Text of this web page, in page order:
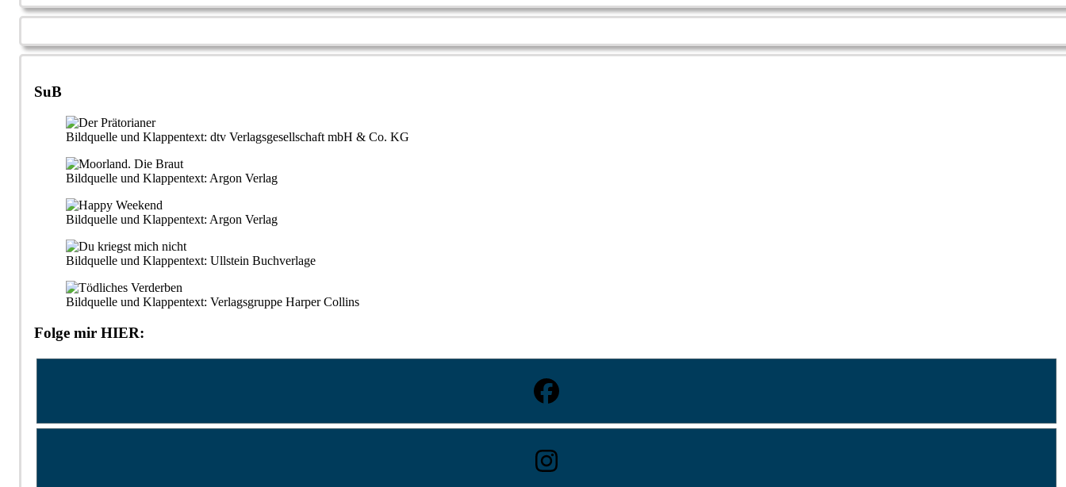
SuB
Bildquelle und Klappentext: dtv Verlagsgesellschaft mbH & Co. KG
Bildquelle und Klappentext: Argon Verlag
Bildquelle und Klappentext: Argon Verlag
Bildquelle und Klappentext: Ullstein Buchverlage
Bildquelle und Klappentext: Verlagsgruppe Harper Collins
Folge mir HIER: